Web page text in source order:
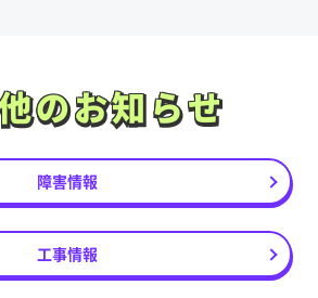
のお知らせ
のお知らせ
障害情報
工事情報